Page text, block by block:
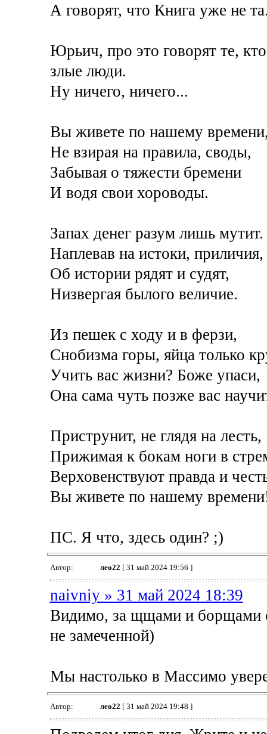
А говорят, что Книга уже не
Юрьич, про это говорят те,
злые люди.
Ну ничего, ничего...
Вы живете по нашему
Не взирая на правила, своды,
Забывая о тяжести бремени
И водя свои хороводы.
Запах денег разум лишь мутит.
Наплевав на истоки, приличия,
Об истории рядят и судят,
Низвергая былого величие.
Из пешек с ходу и в ферзи,
Снобизма горы, яйца только
Учить вас жизни? Боже упаси,
Она сама чуть позже вас
Приструнит, не глядя на лесть,
Прижимая к бокам ноги в
Верховенствуют правда и
Вы живете по нашему
ПС. Я что, здесь один? ;)
Автор: лео22 [ 31 май 2024 19:56 ]
naivniy » 31 май 2024 18:39
Видимо, за щщами и борщами
не замеченной)
Мы настолько в Массимо
Автор: лео22 [ 31 май 2024 19:48 ]